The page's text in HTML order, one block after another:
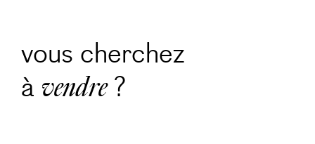
vous cherchez
à vendre?